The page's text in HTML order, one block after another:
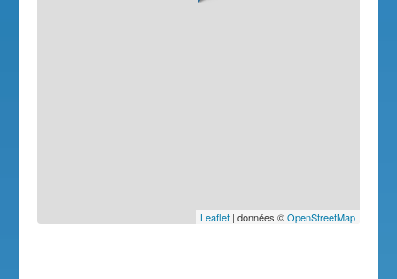
Leaflet| données ©OpenStreetMap